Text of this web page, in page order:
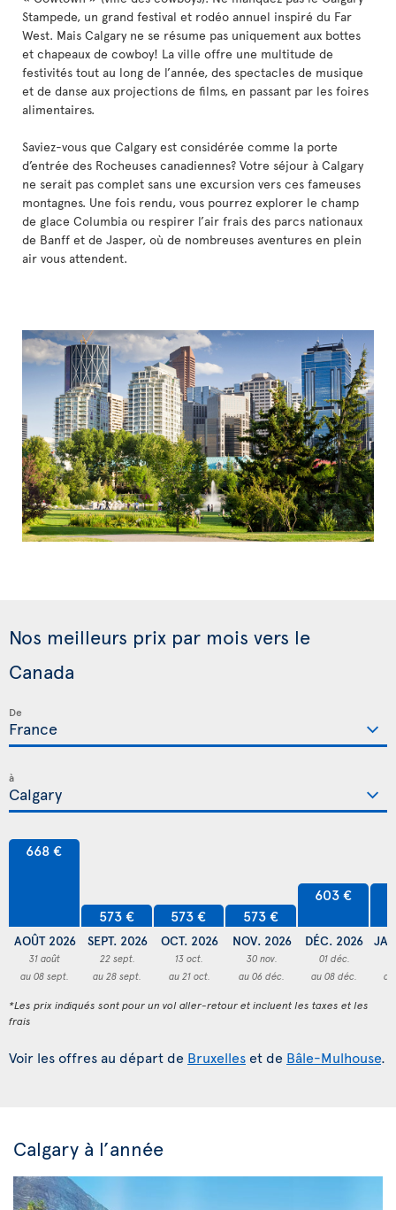
Stampede, un grand festival et rodéo annuel inspiré du Far
West. Mais Calgary ne se résume pas uniquement aux bottes
et chapeaux de cowboy! La ville offre une multitude de
festivités tout au long de l’année, des spectacles de musique
et de danse aux projections de films, en passant par les foires
alimentaires.
Saviez-vous que Calgary est considérée comme la porte
d’entrée des Rocheuses canadiennes? Votre séjour à Calgary
ne serait pas complet sans une excursion vers ces fameuses
montagnes. Une fois rendu, vous pourrez explorer le champ
de glace Columbia ou respirer l’air frais des parcs nationaux
de Banff et de Jasper, où de nombreuses aventures en plein
air vous attendent.
Nos meilleurs prix par mois vers le
Canada
De
à
668 €
AOÛT 2026
31 août
au 08 sept.
573 €
SEPT. 2026
22 sept.
au 28 sept.
573 €
OCT. 2026
13 oct.
au 21 oct.
573 €
NOV. 2026
30 nov.
au 06 déc.
603 €
DÉC. 2026
01 déc.
au 08 déc.
*Les prix indiqués sont pour un vol aller-retour et incluent les taxes et les
frais
Voir les offres au départ de Bruxelles et de Bâle-Mulhouse.
Calgary à l’année